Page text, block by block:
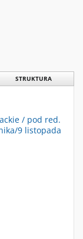
STRUKTURA
/ pod red.
9 listopada